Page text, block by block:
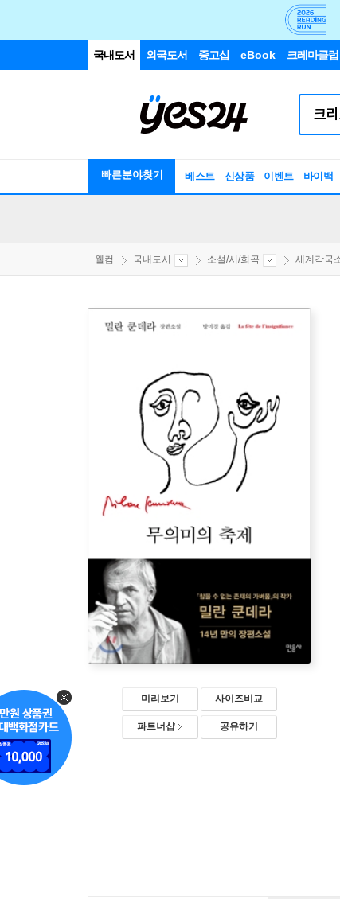
국내도서 외국도서 중고샵 eBook 크레마클럽
빠른분야찾기 베스트 신상품 이벤트 바이백
웰컴 국내도서 소설/시/희곡 세계각국
미리보기 사이즈비교
파트너샵 공유하기